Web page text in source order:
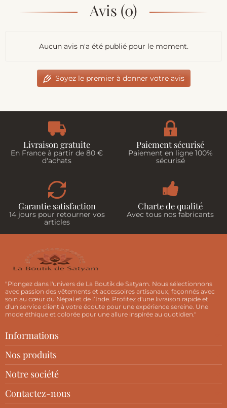
Avis (0)
Aucun avis n'a été publié pour le moment.
Soyez le premier à donner votre avis
Livraison gratuite
En France à partir de 80 €
d'achats
Paiement sécurisé
Paiement en ligne 100%
sécurisé
Garantie satisfaction
14 jours pour retourner vos
articles
Charte de qualité
Avec tous nos fabricants
"Plongez dans l'univers de La Boutik de Satyam. Nous sélectionnons
avec passion des vêtements et accessoires artisanaux, façonnés avec
soin au cœur du Népal et de l’Inde. Profitez d'une livraison rapide et
d'un service client à votre écoute pour une expérience sereine. Une
mode éthique et colorée pour une allure inspirée au quotidien."
Informations
Nos produits
Notre société
Contactez-nous